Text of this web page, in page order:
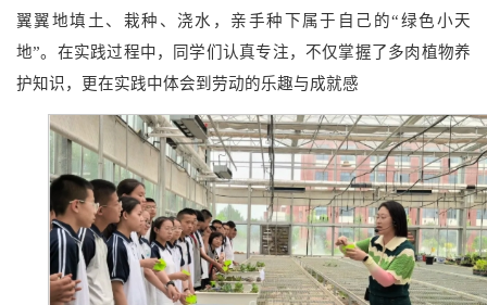
翼翼地填土、栽种、浇水，亲手种下属于自己的“绿色小天
地”。在实践过程中，同学们认真专注，不仅掌握了多肉植物养
护知识，更在实践中体会到劳动的乐趣与成就感